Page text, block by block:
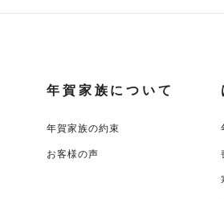
年賀家族について
年賀家族の約束
お客様の声